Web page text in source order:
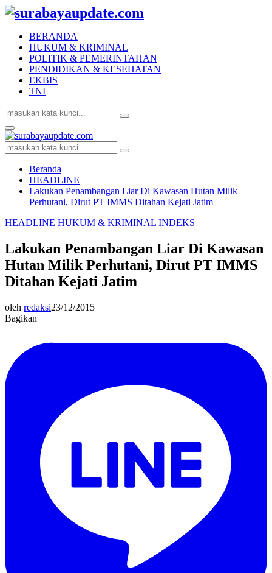
BERANDA
HUKUM & KRIMINAL
POLITIK & PEMERINTAHAN
PENDIDIKAN & KESEHATAN
EKBIS
TNI
Search
for:
Search
Facebook
Twitter
Youtube
Primary
Menu
Search
for:
Search
Beranda
HEADLINE
Lakukan Penambangan Liar Di Kawasan Hutan Milik
Perhutani, Dirut PT IMMS Ditahan Kejati Jatim
HEADLINE HUKUM & KRIMINAL INDEKS
Lakukan Penambangan Liar Di Kawasan
Hutan Milik Perhutani, Dirut PT IMMS
Ditahan Kejati Jatim
oleh redaksi23/12/2015
Bagikan